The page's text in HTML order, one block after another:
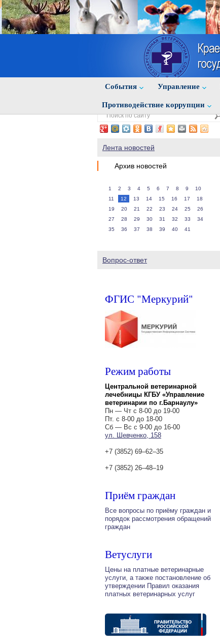
События Управление
Противодействие коррупции
Лента новостей
Архив новостей
1 2 3 4 5 6 7 8 9
10
11
12 13 14 15 16 17
18
19
20 21 22 23 24 25
26
27
28 29 30 31 32 33
34
35
36 37 38 39 40 41
Вопрос-ответ
ФГИС "Меркурий"
Режим работы
Центральной ветеринарной
лечебницы КГБУ «Управление
ветеринарии по г.Барнаулу»
Пн — Чт с 8-00 до 19-00
Пт. с 8-00 до 18-00
Сб — Вс с 9-00 до 16-00
ул. Шевченко, 158
+7 (3852) 69‒62‒35
+7 (3852) 26‒48‒19
Приём граждан
Все вопросы по приёму граждан и
порядок рассмотрения обращений
граждан
Ветуслуги
Цены на платные ветеринарные
услуги, а также постановление об
утверждении Правил оказания
платных ветеринарных услуг